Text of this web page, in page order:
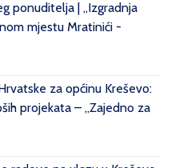
ponuditelja | „Izgradnja
mjestu Mratinići -
za općinu Kreševo:
projekata – „Zajedno za